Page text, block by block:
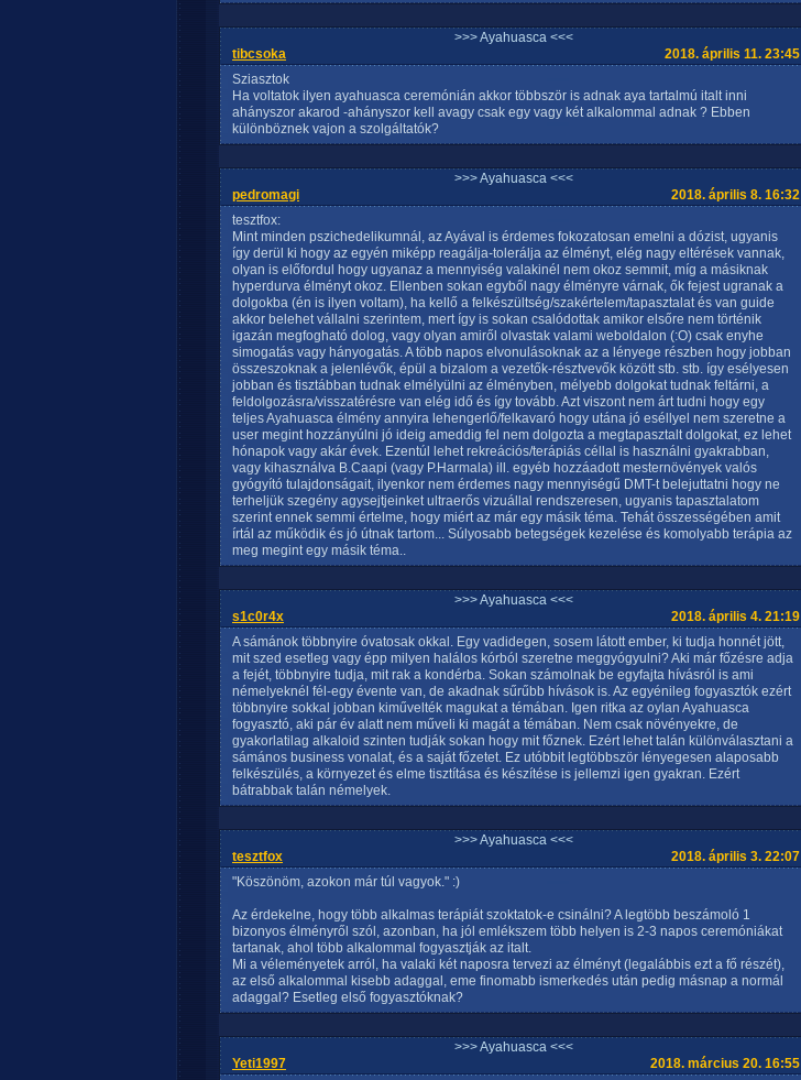
>>> Ayahuasca <<<
tibcsoka
2018. április 11. 23:45
Sziasztok
Ha voltatok ilyen ayahuasca ceremónián akkor többször is adnak aya tartalmú italt inni
ahányszor akarod -ahányszor kell avagy csak egy vagy két alkalommal adnak ? Ebben
különböznek vajon a szolgáltatók?
>>> Ayahuasca <<<
pedromagi
2018. április 8. 16:32
tesztfox:
Mint minden pszichedelikumnál, az Ayával is érdemes fokozatosan emelni a dózist, ugyanis
így derül ki hogy az egyén miképp reagálja-tolerálja az élményt, elég nagy eltérések vannak,
olyan is előfordul hogy ugyanaz a mennyiség valakinél nem okoz semmit, míg a másiknak
hyperdurva élményt okoz. Ellenben sokan egyből nagy élményre várnak, ők fejest ugranak a
dolgokba (én is ilyen voltam), ha kellő a felkészültség/szakértelem/tapasztalat és van guide
akkor belehet vállalni szerintem, mert így is sokan csalódottak amikor elsőre nem történik
igazán megfogható dolog, vagy olyan amiről olvastak valami weboldalon (:O) csak enyhe
simogatás vagy hányogatás. A több napos elvonulásoknak az a lényege részben hogy jobban
összeszoknak a jelenlévők, épül a bizalom a vezetők-résztvevők között stb. stb. így esélyesen
jobban és tisztábban tudnak elmélyülni az élményben, mélyebb dolgokat tudnak feltárni, a
feldolgozásra/visszatérésre van elég idő és így tovább. Azt viszont nem árt tudni hogy egy
teljes Ayahuasca élmény annyira lehengerlő/felkavaró hogy utána jó eséllyel nem szeretne a
user megint hozzányúlni jó ideig ameddig fel nem dolgozta a megtapasztalt dolgokat, ez lehet
hónapok vagy akár évek. Ezentúl lehet rekreációs/terápiás céllal is használni gyakrabban,
vagy kihasználva B.Caapi (vagy P.Harmala) ill. egyéb hozzáadott mesternövények valós
gyógyító tulajdonságait, ilyenkor nem érdemes nagy mennyiségű DMT-t belejuttatni hogy ne
terheljük szegény agysejtjeinket ultraerős vizuállal rendszeresen, ugyanis tapasztalatom
szerint ennek semmi értelme, hogy miért az már egy másik téma. Tehát összességében amit
írtál az működik és jó útnak tartom... Súlyosabb betegségek kezelése és komolyabb terápia az
meg megint egy másik téma..
>>> Ayahuasca <<<
s1c0r4x
2018. április 4. 21:19
A sámánok többnyire óvatosak okkal. Egy vadidegen, sosem látott ember, ki tudja honnét jött,
mit szed esetleg vagy épp milyen halálos kórból szeretne meggyógyulni? Aki már főzésre adja
a fejét, többnyire tudja, mit rak a kondérba. Sokan számolnak be egyfajta hívásról is ami
némelyeknél fél-egy évente van, de akadnak sűrűbb hívások is. Az egyénileg fogyasztók ezért
többnyire sokkal jobban kiművelték magukat a témában. Igen ritka az oylan Ayahuasca
fogyasztó, aki pár év alatt nem műveli ki magát a témában. Nem csak növényekre, de
gyakorlatilag alkaloid szinten tudják sokan hogy mit főznek. Ezért lehet talán különválasztani a
sámános business vonalat, és a saját főzetet. Ez utóbbit legtöbbször lényegesen alaposabb
felkészülés, a környezet és elme tisztítása és készítése is jellemzi igen gyakran. Ezért
bátrabbak talán némelyek.
>>> Ayahuasca <<<
tesztfox
2018. április 3. 22:07
"Köszönöm, azokon már túl vagyok." :)
Az érdekelne, hogy több alkalmas terápiát szoktatok-e csinálni? A legtöbb beszámoló 1
bizonyos élményről szól, azonban, ha jól emlékszem több helyen is 2-3 napos ceremóniákat
tartanak, ahol több alkalommal fogyasztják az italt.
Mi a véleményetek arról, ha valaki két naposra tervezi az élményt (legalábbis ezt a fő részét),
az első alkalommal kisebb adaggal, eme finomabb ismerkedés után pedig másnap a normál
adaggal? Esetleg első fogyasztóknak?
>>> Ayahuasca <<<
Yeti1997
2018. március 20. 16:55